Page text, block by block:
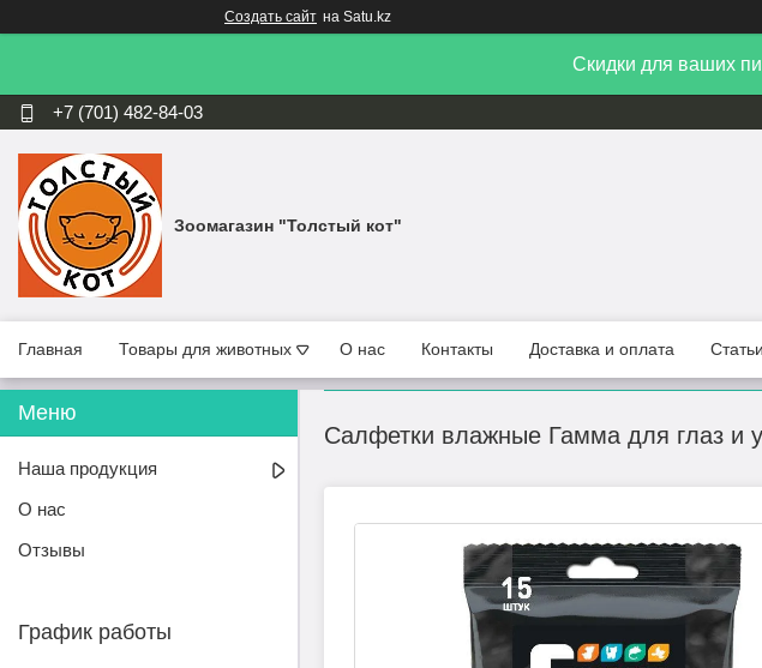
Создать сайт на Satu.kz
Скидки для ваших
+7 (701) 482-84-03
Зоомагазин "Толстый кот"
Главная Товары для животных О нас Контакты Доставка и оплата Статьи
Салфетки влажные Гамма для глаз и
Наша продукция
О нас
Отзывы
График работы